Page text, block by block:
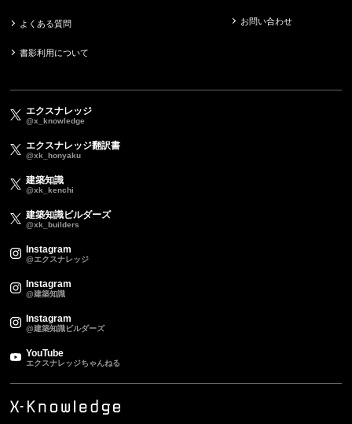
よくある質問
書影利用について
お問い合わせ
エクスナレッジ
@x_knowledge
エクスナレッジ翻訳書
@xk_honyaku
建築知識
@xk_kenchi
建築知識ビルダーズ
@xk_builders
Instagram
@エクスナレッジ
Instagram
@建築知識
Instagram
@建築知識ビルダーズ
YouTube
エクスナレッジちゃんねる